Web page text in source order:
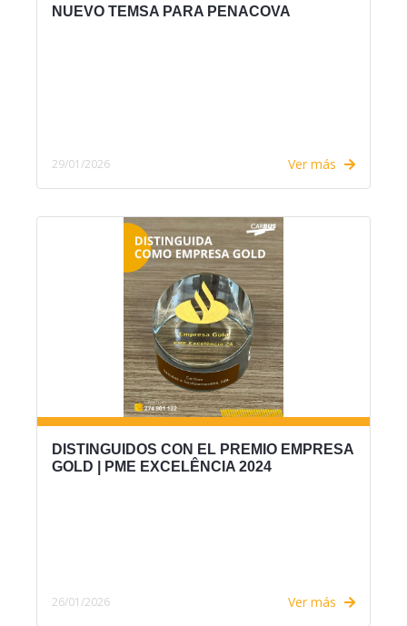
NUEVO TEMSA PARA PENACOVA
29/01/2026 Ver más
DISTINGUIDOS CON EL PREMIO EMPRESA
GOLD | PME EXCELÊNCIA 2024
26/01/2026 Ver más